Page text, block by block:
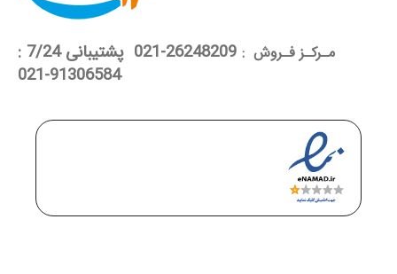
مـرکـز فـروش :
26248209-021 پشتیبانی 7/24 :
91306584-021